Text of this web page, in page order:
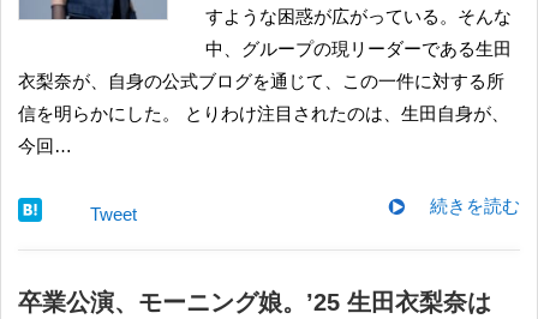
すような困惑が広がっている。そんな
中、グループの現リーダーである生田
衣梨奈が、自身の公式ブログを通じて、この一件に対する所
信を明らかにした。 とりわけ注目されたのは、生田自身が、
今回…
続きを読む
Tweet
卒業公演、モーニング娘。’25 生田衣梨奈は